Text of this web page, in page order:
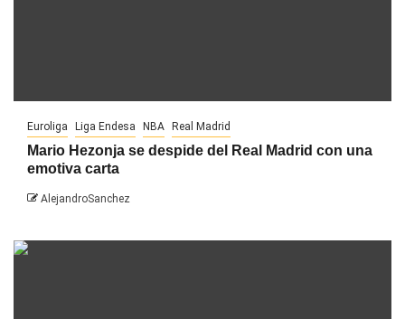
Euroliga Liga Endesa NBA Real Madrid
Mario Hezonja se despide del Real Madrid con una
emotiva carta
AlejandroSanchez